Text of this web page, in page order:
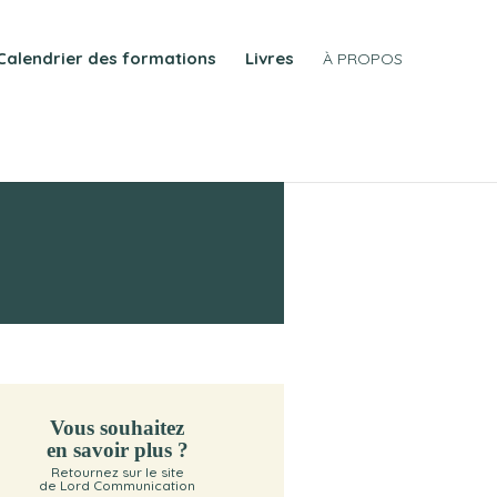
des formations Livres À PROPOS
Vous souhaitez
en savoir plus ?
Retournez sur le site
de Lord Communication